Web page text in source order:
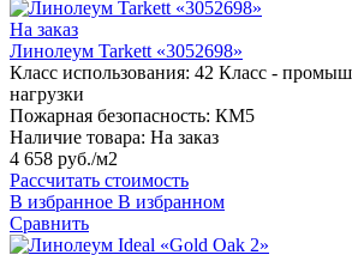
На заказ
Линолеум Tarkett «3052698»
Класс использования: 42 Класс -
нагрузки
Пожарная безопасность: КМ5
Наличие товара: На заказ
4 658 руб./м2
Рассчитать стоимость
В избранное В избранном
Сравнить